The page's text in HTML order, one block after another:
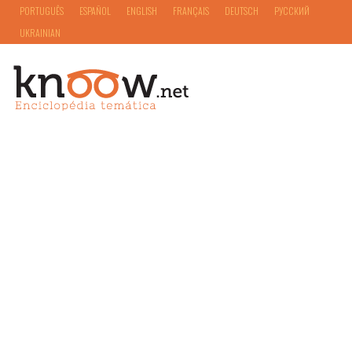
PORTUGUÊS ESPAÑOL ENGLISH FRANÇAIS DEUTSCH
РУССКИЙ
UKRAINIAN